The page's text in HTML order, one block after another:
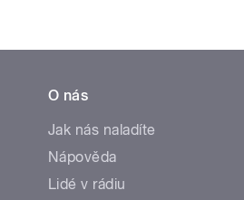
O nás
Jak nás naladíte
Nápověda
Lidé v rádiu